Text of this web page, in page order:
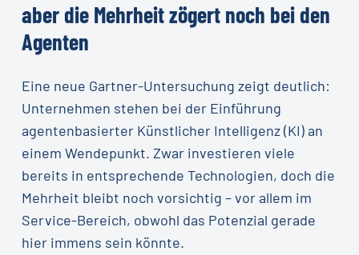
aberdie Mehrheitzögert noch beiden
Agenten
Eine neue Gartner-Untersuchung zeigt deutlich:
Unternehmen stehen bei der Einführung
agentenbasierter Künstlicher Intelligenz (KI) an
einem Wendepunkt. Zwar investieren viele
bereits in entsprechende Technologien, doch die
Mehrheit bleibt noch vorsichtig – vor allem im
Service-Bereich, obwohl das Potenzial gerade
hier immens sein könnte.